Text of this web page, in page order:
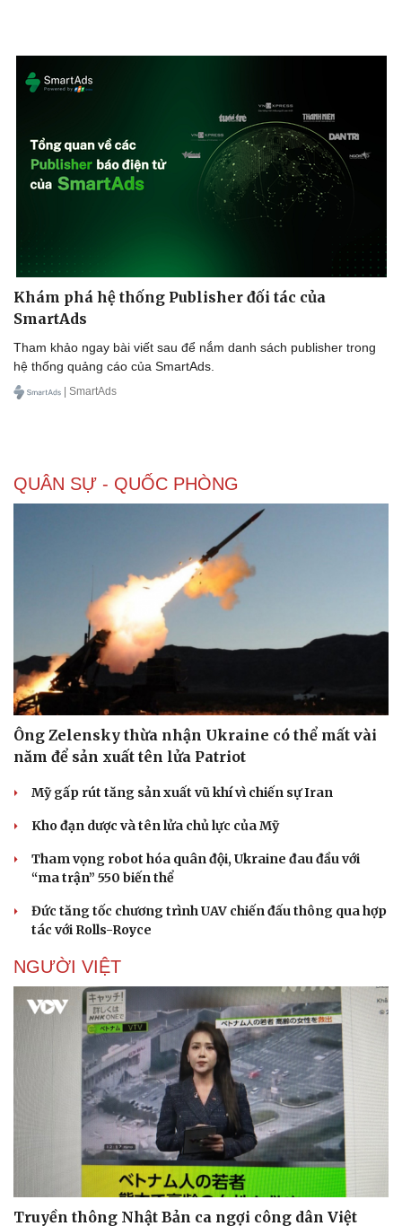
Thông tin doanh nghiệp
Doanh nghiệp 24h
Công nghệ
Sành điệu
Tin Công nghệ
Khám phá hệ thống Publisher đối tác của
SmartAds
Tham khảo ngay bài viết sau để nắm danh sách publisher trong
hệ thống quảng cáo của SmartAds.
| SmartAds
QUÂN SỰ - QUỐC PHÒNG
Ông Zelensky thừa nhận Ukraine có thể mất vài
năm để sản xuất tên lửa Patriot
Mỹ gấp rút tăng sản xuất vũ khí vì chiến sự Iran
Kho đạn dược và tên lửa chủ lực của Mỹ
Tham vọng robot hóa quân đội, Ukraine đau đầu với
“ma trận” 550 biến thể
Đức tăng tốc chương trình UAV chiến đấu thông qua hợp
tác với Rolls-Royce
NGƯỜI VIỆT
Truyền thông Nhật Bản ca ngợi công dân Việt